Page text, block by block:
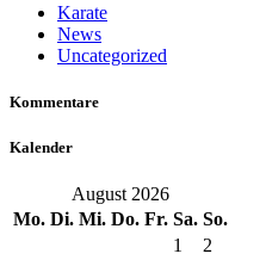
Karate
News
Uncategorized
Kommentare
Kalender
August 2026
Mo. Di. Mi. Do. Fr. Sa. So.
1
2